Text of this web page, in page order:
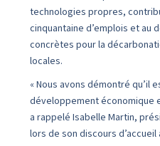
technologies propres,
cinquantaine d’emplois et au
concrètes pour la
locales.
« Nous avons démontré qu’il
développement économique
a rappelé Isabelle Martin,
lors de son discours